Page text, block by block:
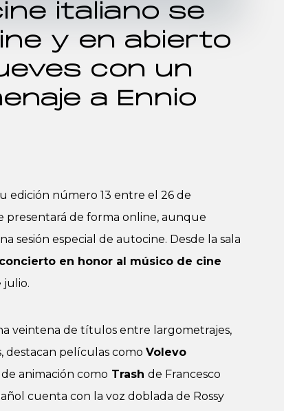
italiano se
y en abierto
con un
a Ennio
edición número 13 entre el 26 de
presentará de forma online, aunque
sesión especial de autocine. Desde la sala
concierto en honor al músico de cine
julio.
veintena de títulos entre largometrajes,
películas como Volevo
animación como Trash de Francesco
cuenta con la voz doblada de Rossy